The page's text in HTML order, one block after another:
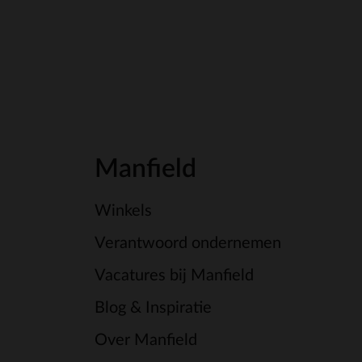
Manfield
Winkels
Verantwoord ondernemen
Vacatures bij Manfield
Blog & Inspiratie
Over Manfield